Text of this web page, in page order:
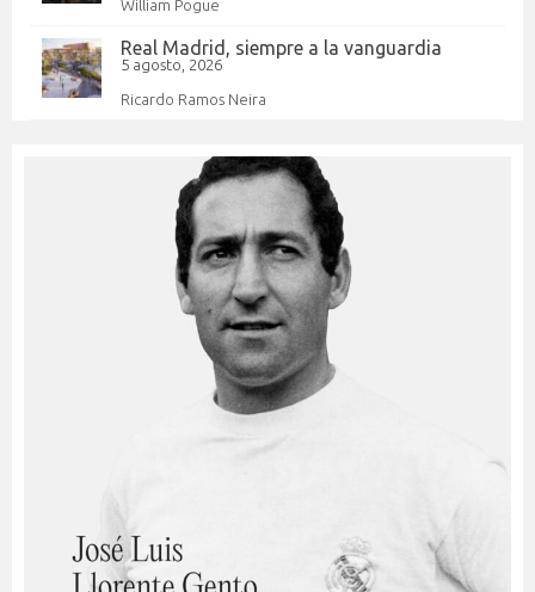
William Pogue
Real Madrid, siempre a la vanguardia
5 agosto, 2026
Ricardo Ramos Neira